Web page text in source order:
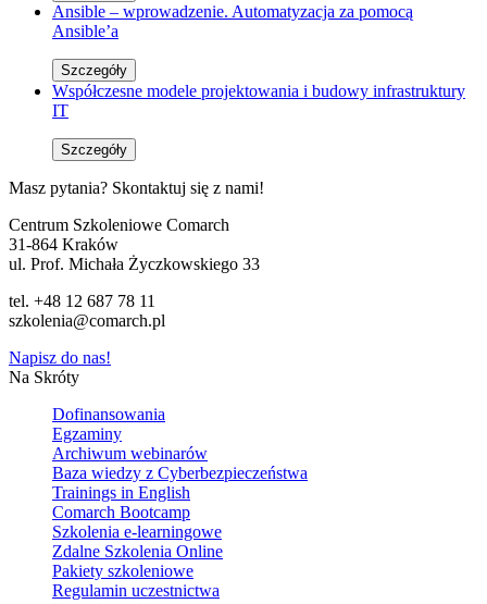
Ansible – wprowadzenie. Automatyzacja za pomocą
Ansible’a
Szczegóły
Współczesne modele projektowania i budowy infrastruktury
IT
Szczegóły
Masz pytania? Skontaktuj się z nami!
Centrum Szkoleniowe Comarch
31-864 Kraków
ul. Prof. Michała Życzkowskiego 33
tel. +48 12 687 78 11
szkolenia@comarch.pl
Napisz do nas!
Na Skróty
Dofinansowania
Egzaminy
Archiwum webinarów
Baza wiedzy z Cyberbezpieczeństwa
Trainings in English
Comarch Bootcamp
Szkolenia e-learningowe
Zdalne Szkolenia Online
Pakiety szkoleniowe
Regulamin uczestnictwa